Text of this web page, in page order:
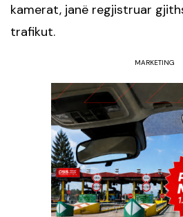
kamerat, janë regjistruar
trafikut.
MARKETING